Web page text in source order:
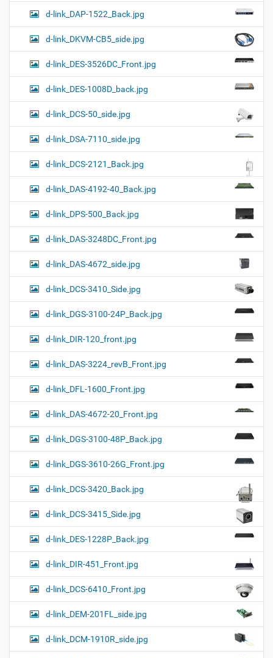
d-link_DAP-1522_Back.jpg
d-link_DKVM-CB5_side.jpg
d-link_DES-3526DC_Front.jpg
d-link_DES-1008D_back.jpg
d-link_DCS-50_side.jpg
d-link_DSA-7110_side.jpg
d-link_DCS-2121_Back.jpg
d-link_DAS-4192-40_Back.jpg
d-link_DPS-500_Back.jpg
d-link_DAS-3248DC_Front.jpg
d-link_DAS-4672_side.jpg
d-link_DCS-3410_Side.jpg
d-link_DGS-3100-24P_Back.jpg
d-link_DIR-120_front.jpg
d-link_DAS-3224_revB_Front.jpg
d-link_DFL-1600_Front.jpg
d-link_DAS-4672-20_Front.jpg
d-link_DGS-3100-48P_Back.jpg
d-link_DGS-3610-26G_Front.jpg
d-link_DCS-3420_Back.jpg
d-link_DCS-3415_Side.jpg
d-link_DES-1228P_Back.jpg
d-link_DIR-451_Front.jpg
d-link_DCS-6410_Front.jpg
d-link_DEM-201FL_side.jpg
d-link_DCM-1910R_side.jpg